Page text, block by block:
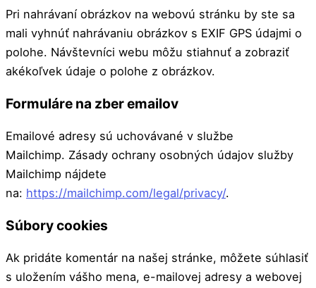
Pri nahrávaní obrázkov na webovú stránku by ste sa
mali vyhnúť nahrávaniu obrázkov s EXIF GPS údajmi o
polohe. Návštevníci webu môžu stiahnuť a zobraziť
akékoľvek údaje o polohe z obrázkov.
Formuláre na zber emailov
Emailové adresy sú uchovávané v službe
Mailchimp. Zásady ochrany osobných údajov služby
Mailchimp nájdete
na: https://mailchimp.com/legal/privacy/.
Súbory cookies
Ak pridáte komentár na našej stránke, môžete súhlasiť
s uložením vášho mena, e-mailovej adresy a webovej